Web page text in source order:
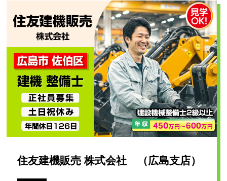
住友建機販売 株式会社 （広島支店）